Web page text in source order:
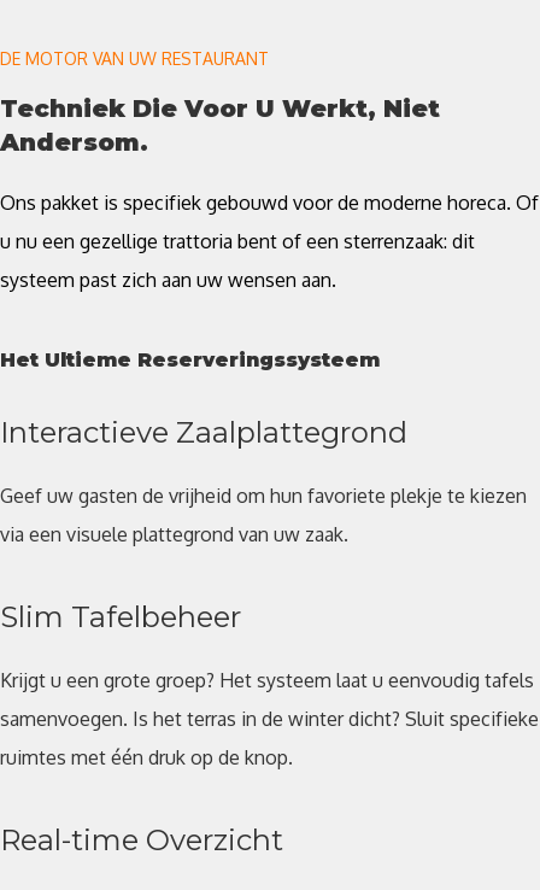
DE MOTOR VAN UW RESTAURANT
Techniek Die Voor U Werkt, Niet
Andersom.
Ons pakket is specifiek gebouwd voor de moderne horeca. Of
u nu een gezellige trattoria bent of een sterrenzaak: dit
systeem past zich aan uw wensen aan.
Het Ultieme Reserveringssysteem
Interactieve Zaalplattegrond
Geef uw gasten de vrijheid om hun favoriete plekje te kiezen
via een visuele plattegrond van uw zaak.
Slim Tafelbeheer
Krijgt u een grote groep? Het systeem laat u eenvoudig tafels
samenvoegen. Is het terras in de winter dicht? Sluit specifieke
ruimtes met één druk op de knop.
Real-time Overzicht